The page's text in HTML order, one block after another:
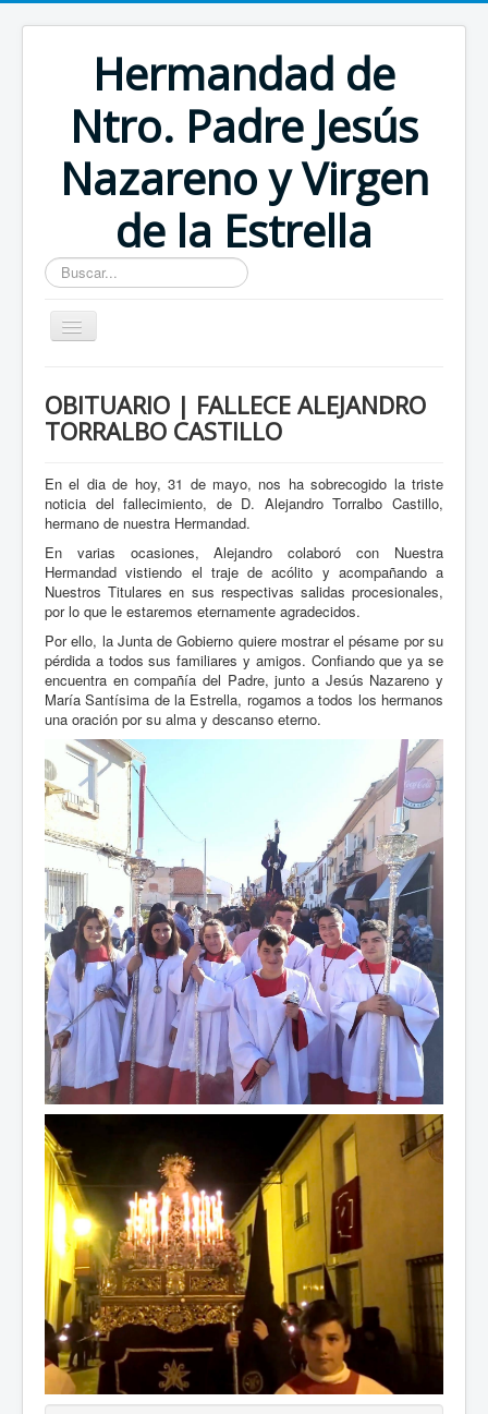
Hermandad de
Ntro. Padre Jesús
Nazareno y Virgen
de la Estrella
Buscar...
OBITUARIO | FALLECE ALEJANDRO
TORRALBO CASTILLO
En el dia de hoy, 31 de mayo, nos ha sobrecogido la triste
noticia del fallecimiento, de D. Alejandro Torralbo Castillo,
hermano de nuestra Hermandad.
En varias ocasiones, Alejandro colaboró con Nuestra
Hermandad vistiendo el traje de acólito y acompañando a
Nuestros Titulares en sus respectivas salidas procesionales,
por lo que le estaremos eternamente agradecidos.
Por ello, la Junta de Gobierno quiere mostrar el pésame por su
pérdida a todos sus familiares y amigos. Confiando que ya se
encuentra en compañía del Padre, junto a Jesús Nazareno y
María Santísima de la Estrella, rogamos a todos los hermanos
una oración por su alma y descanso eterno.